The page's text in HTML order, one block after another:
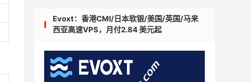
Evoxt：香港CMI/日本软银/美国/英国/马来
西亚高速VPS，月付2.84 美元起